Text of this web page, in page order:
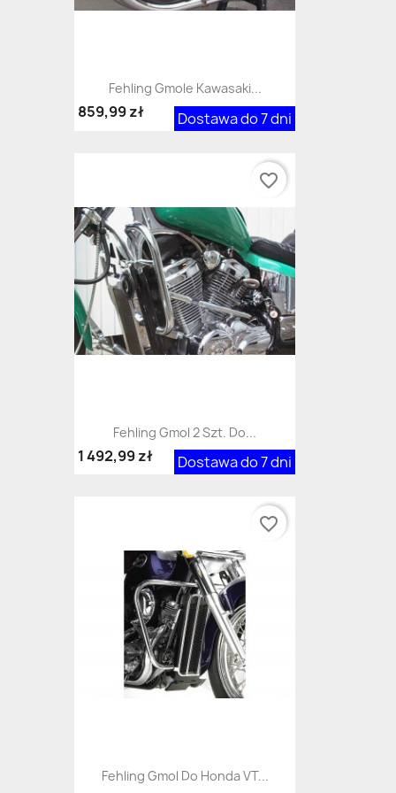
Fehling Gmole Kawasaki...
Dostawa do 7 dni
859,99 zł
Fehling Gmol 2 Szt. Do...
Dostawa do 7 dni
1 492,99 zł
favorite_border
Fehling Gmol Do Honda VT...
favorite_border